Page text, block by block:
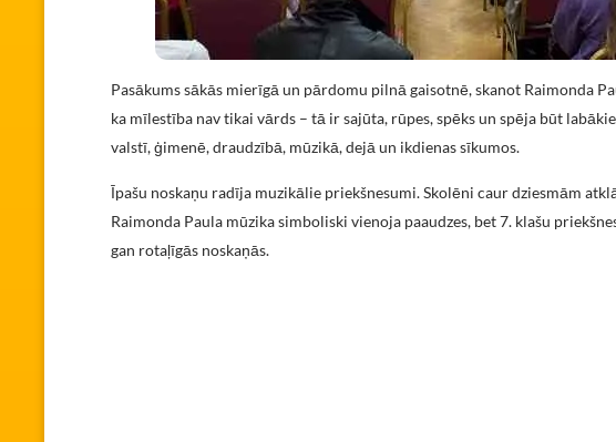
Pasākums sākās mierīgā un pārdomu pilnā gaisotnē, skanot Raimonda
ka mīlestība nav tikai vārds – tā ir sajūta, rūpes, spēks un spēja būt
valstī, ģimenē, draudzībā, mūzikā, dejā un ikdienas sīkumos.
Īpašu noskaņu radīja muzikālie priekšnesumi. Skolēni caur dziesmām
Raimonda Paula mūzika simboliski vienoja paaudzes, bet 7. klašu
gan rotaļīgās noskaņās.